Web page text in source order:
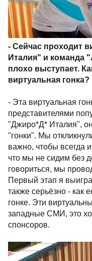
- Сейчас проходит
Италия" и команда
плохо выступает.
виртуальная гонка?
- Эта виртуальная
представителями
"Джиро*Д* Италия",
"гонки". Мы
важно, чтобы всегда
что мы не сидим без
говориться, мы
Первый этап я
также серьёзно - как
гонке. Эти
западные СМИ, это
спонсоров.